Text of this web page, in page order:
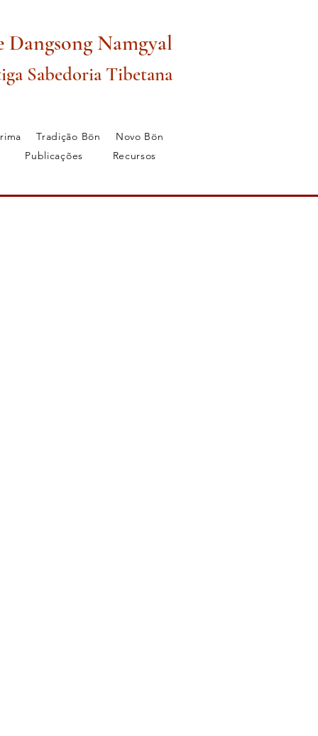
Dangsong Namgyal
Sabedoria Tibetana
rima Tradição Bön
Novo Bön
Publicações
Recursos